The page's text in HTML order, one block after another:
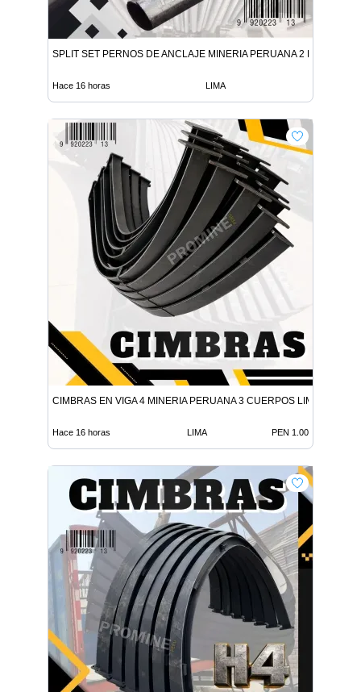
SPLIT SET PERNOS DE ANCLAJE MINERIA PERUANA 2 DIAS
Hace 16 horas LIMA
CIMBRAS EN VIGA 4 MINERIA PERUANA 3 CUERPOS LIMA
Hace 16 horas LIMA PEN 1.00